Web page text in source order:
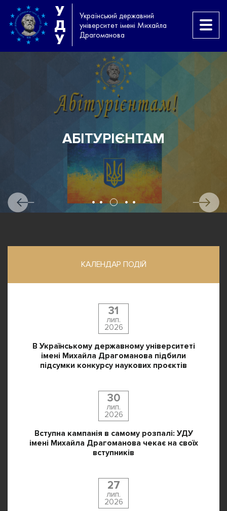
У
Д
У
Український державний
університет імені Михайла
Драгоманова
АБІТУРІЄНТАМ
КАЛЕНДАР ПОДІЙ
31
лип.
2026
В Українському державному університеті
імені Михайла Драгоманова підбили
підсумки конкурсу наукових проєктів
30
лип.
2026
Вступна кампанія в самому розпалі: УДУ
імені Михайла Драгоманова чекає на своїх
вступників
27
лип.
2026